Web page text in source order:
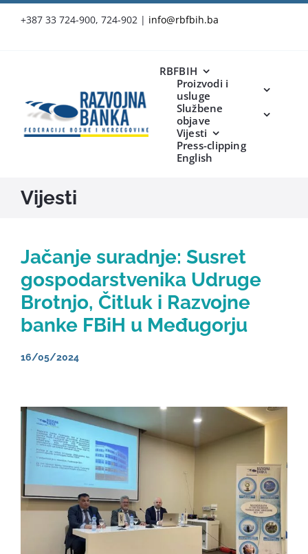
+387 33 724-900, 724-902 | info@rbfbih.ba
RBFBIH
Proizvodi i
usluge
Službene
objave
Vijesti
Press-clipping
English
Vijesti
Jačanje suradnje: Susret
gospodarstvenika Udruge
Brotnjo, Čitluk i Razvojne
banke FBiH u Međugorju
16/05/2024